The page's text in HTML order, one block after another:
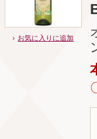
お気に入りに追加